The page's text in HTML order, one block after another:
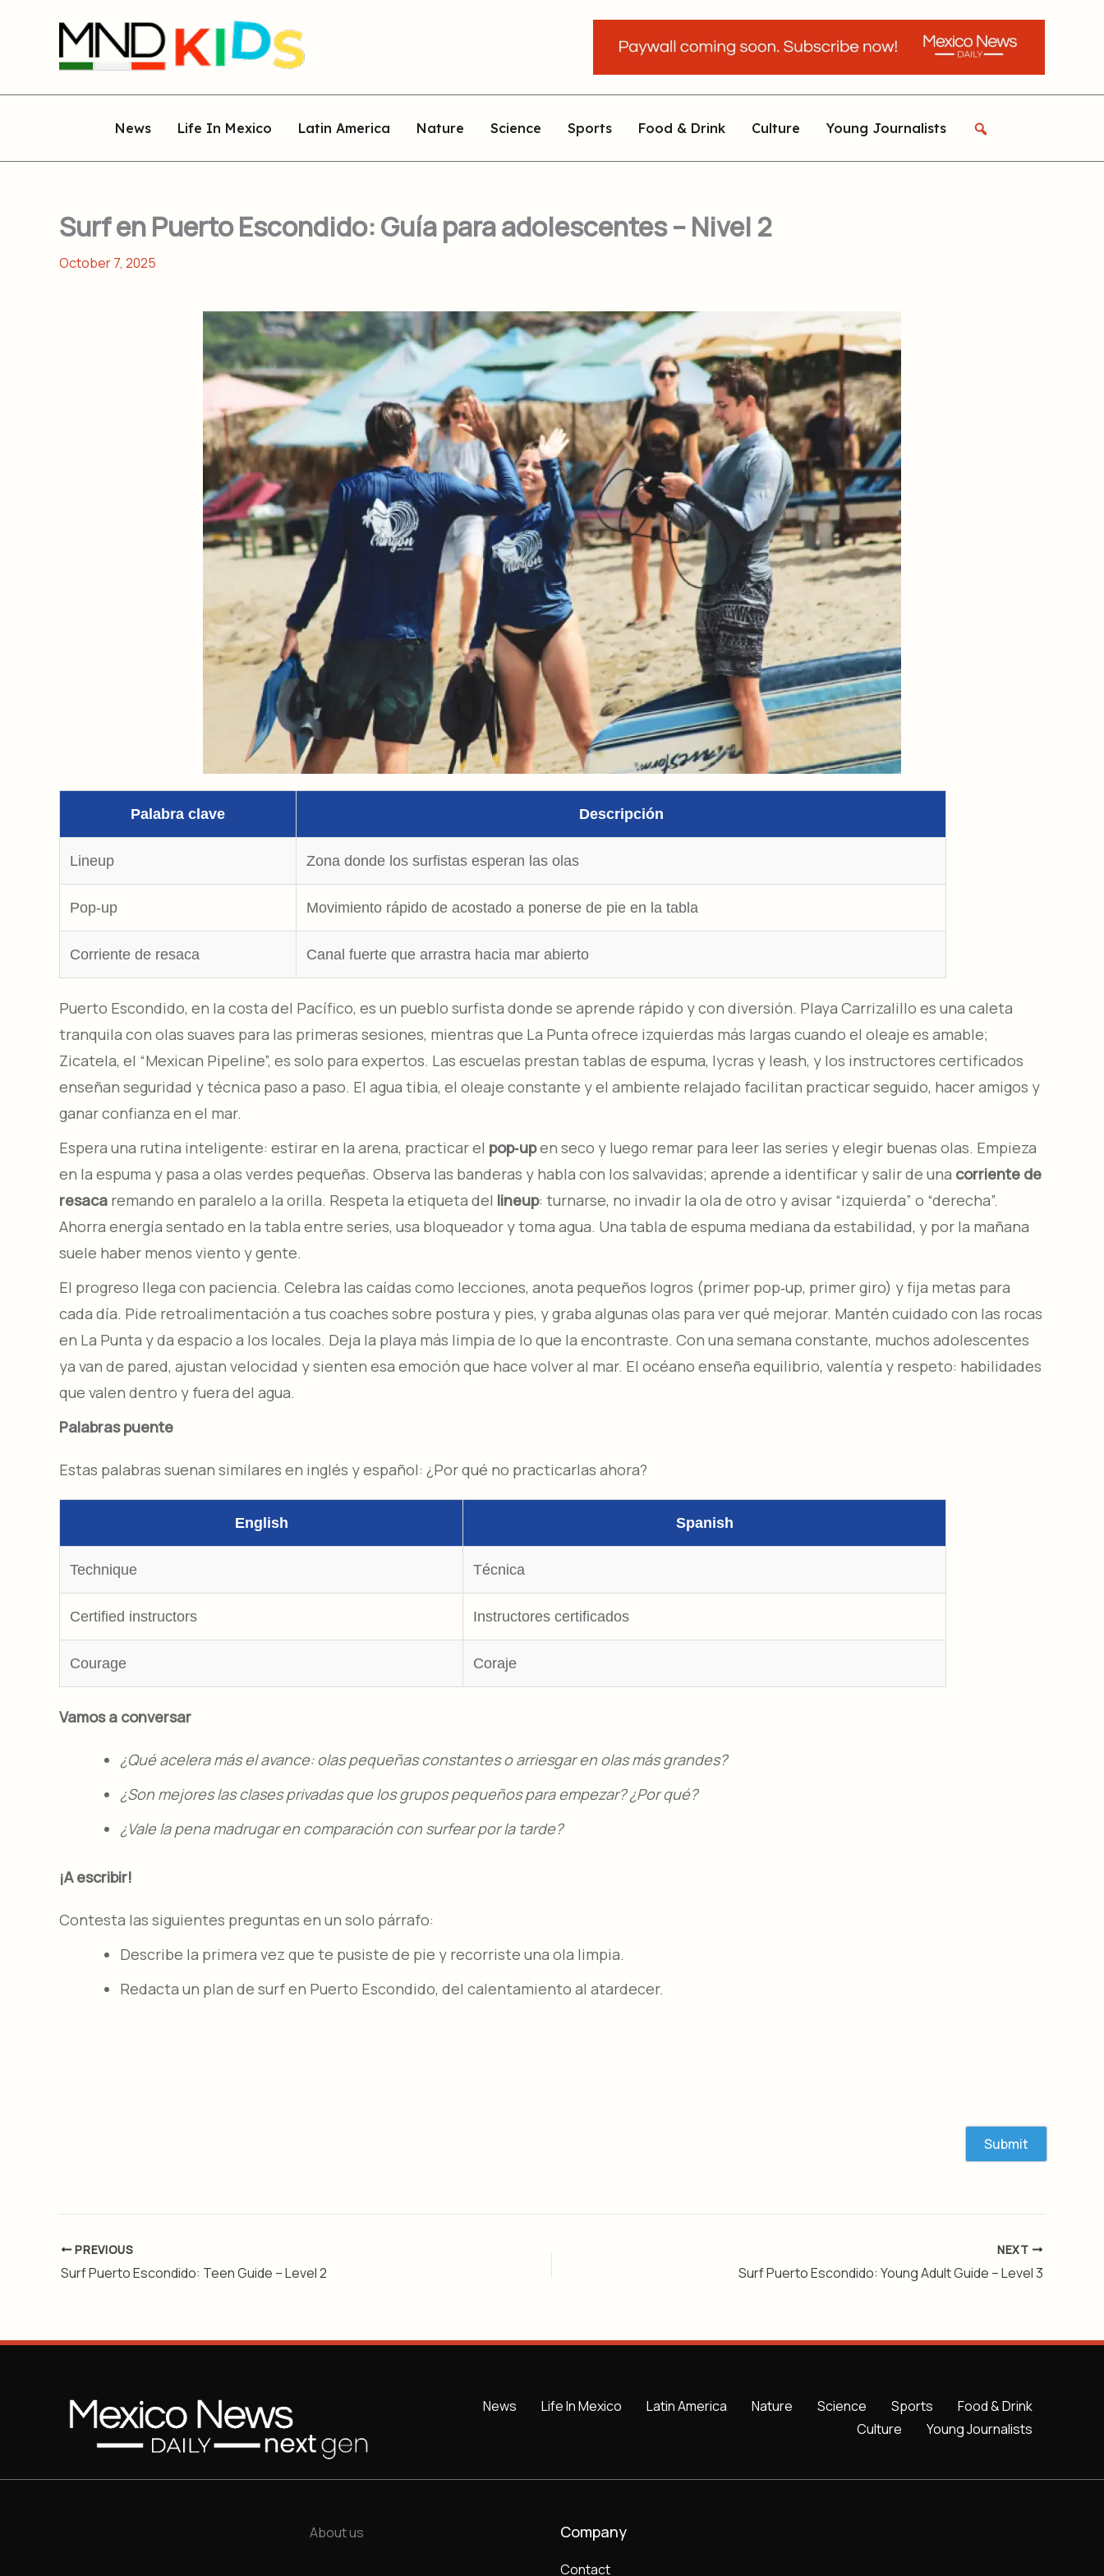
News Life In Mexico Latin America Nature Science Sports Food & Drink Culture Young Journalists
Surf en Puerto Escondido: Guía para adolescentes – Nivel 2
Palabra clave Descripción
Lineup Zona donde los surfistas esperan las olas
Pop-up Movimiento rápido de acostado a ponerse de pie en la tabla
Corriente de resaca Canal fuerte que arrastra hacia mar abierto
Puerto Escondido, en la costa del Pacífico, es un pueblo surfista donde se aprende rápido y con diversión. Playa Carrizalillo es una caleta
tranquila con olas suaves para las primeras sesiones, mientras que La Punta ofrece izquierdas más largas cuando el oleaje es amable;
Zicatela, el “Mexican Pipeline”, es solo para expertos. Las escuelas prestan tablas de espuma, lycras y leash, y los instructores certificados
enseñan seguridad y técnica paso a paso. El agua tibia, el oleaje constante y el ambiente relajado facilitan practicar seguido, hacer amigos y
ganar confianza en el mar.
Espera una rutina inteligente: estirar en la arena, practicar el pop‑upen seco y luego remar para leer las series y elegir buenas olas. Empieza
en la espuma y pasa a olas verdes pequeñas. Observa las banderas y habla con los salvavidas; aprende a identificar y salir de una corriente de
resaca remando en paralelo a la orilla. Respeta la etiqueta del lineup: turnarse, no invadir la ola de otro y avisar “izquierda” o “derecha”.
Ahorra energía sentado en la tabla entre series, usa bloqueador y toma agua. Una tabla de espuma mediana da estabilidad, y por la mañana
suele haber menos viento y gente.
El progreso llega con paciencia. Celebra las caídas como lecciones, anota pequeños logros (primer pop‑up, primer giro) y fija metas para
cada día. Pide retroalimentación a tus coaches sobre postura y pies, y graba algunas olas para ver qué mejorar. Mantén cuidado con las rocas
en La Punta y da espacio a los locales. Deja la playa más limpia de lo que la encontraste. Con una semana constante, muchos adolescentes
ya van de pared, ajustan velocidad y sienten esa emoción que hace volver al mar. El océano enseña equilibrio, valentía y respeto: habilidades
que valen dentro y fuera del agua.
Palabras puente
Estas palabras suenan similares en inglés y español: ¿Por qué no practicarlas ahora?
English Spanish
Technique Técnica
Certified instructors Instructores certificados
Courage Coraje
Vamos a conversar
¿Qué acelera más el avance: olas pequeñas constantes o arriesgar en olas más grandes?
¿Son mejores las clases privadas que los grupos pequeños para empezar? ¿Por qué?
¿Vale la pena madrugar en comparación con surfear por la tarde?
¡A escribir!
Contesta las siguientes preguntas en un solo párrafo:
Describe la primera vez que te pusiste de pie y recorriste una ola limpia.
Redacta un plan de surf en Puerto Escondido, del calentamiento al atardecer.
PREVIOUS
Surf Puerto Escondido: Teen Guide – Level 2
NEXT
Surf Puerto Escondido: Young Adult Guide – Level 3
News Life In Mexico Latin America Nature Science Sports
Food & Drink
Culture
Young Journalists
About us Company
Contact